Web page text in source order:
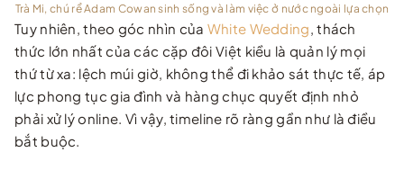
Trà Mi, chú rể Adam Cowan sinh sống và làm việc ở nước ngoài lựa chọn
Tuy nhiên, theo góc nhìn của White Wedding , thách
thức lớn nhất của các cặp đôi Việt kiều là quản lý mọi
thứ từ xa: lệch múi giờ, không thể đi khảo sát thực tế, áp
lực phong tục gia đình và hàng chục quyết định nhỏ
phải xử lý online. Vì vậy, timeline rõ ràng gần như là điều
bắt buộc.